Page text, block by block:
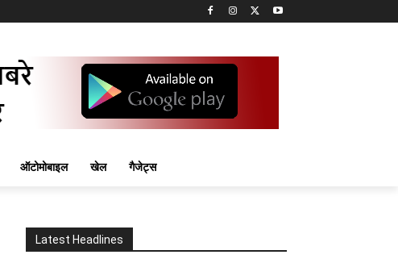
ऑटोमोबाइल खेल गैजेट्स
Latest Headlines